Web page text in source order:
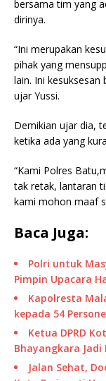
bersama tim yang
dirinya.
“Ini merupakan
pihak yang
lain. Ini kesuksesan
ujar Yussi.
Demikian ujar dia,
ketika ada yang
“Kami Polres
tak retak, lantaran
kami mohon maaf
Baca Juga:
Polri untuk
Pimpin Upacara
Kapolresta
kepada 54
Ketua DPRD
Bhayangkara
Jalan Sehat,